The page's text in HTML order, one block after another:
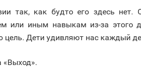
так, как будто его здесь
или иным навыкам из-за этого
цель. Дети удивляют нас каждый
«Выход».